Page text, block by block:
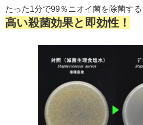
たった1分で99％ニオイ菌を除菌する
高い殺菌効果と即効性！